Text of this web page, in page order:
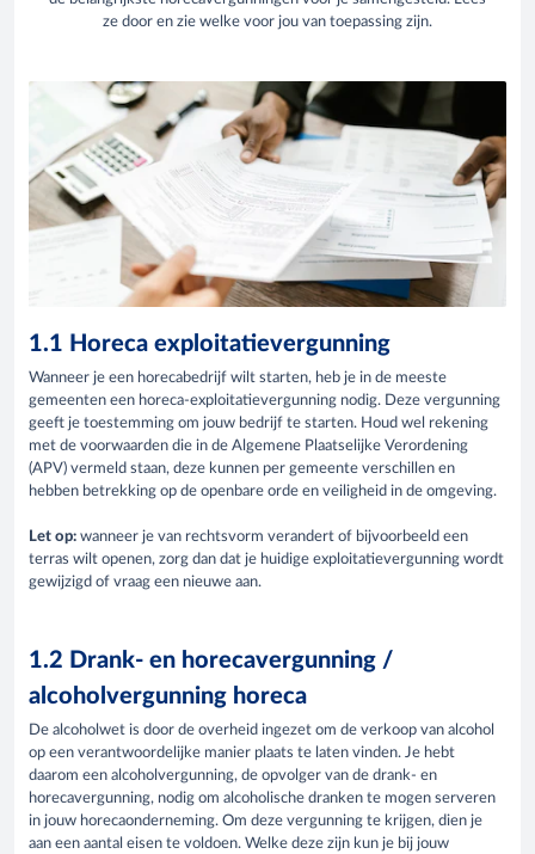
ze door en zie welke voor jou van toepassing zijn.
1.1 Horeca exploitatievergunning
Wanneer je een horecabedrijf wilt starten, heb je in de meeste
gemeenten een horeca-exploitatievergunning nodig. Deze vergunning
geeft je toestemming om jouw bedrijf te starten. Houd wel rekening
met de voorwaarden die in de Algemene Plaatselijke Verordening
(APV) vermeld staan, deze kunnen per gemeente verschillen en
hebben betrekking op de openbare orde en veiligheid in de omgeving.
Let op: wanneer je van rechtsvorm verandert of bijvoorbeeld een
terras wilt openen, zorg dan dat je huidige exploitatievergunning wordt
gewijzigd of vraag een nieuwe aan.
1.2 Drank- en horecavergunning /
alcoholvergunning horeca
De alcoholwet is door de overheid ingezet om de verkoop van alcohol
op een verantwoordelijke manier plaats te laten vinden. Je hebt
daarom een alcoholvergunning, de opvolger van de drank- en
horecavergunning, nodig om alcoholische dranken te mogen serveren
in jouw horecaonderneming. Om deze vergunning te krijgen, dien je
aan een aantal eisen te voldoen. Welke deze zijn kun je bij jouw